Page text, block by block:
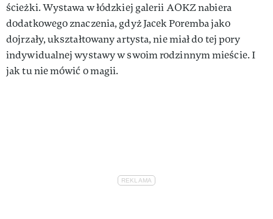
ścieżki. Wystawa w łódzkiej galerii AOKZ nabiera
dodatkowego znaczenia, gdyż Jacek Poremba jako
dojrzały, ukształtowany artysta, nie miał do tej pory
indywidualnej wystawy w swoim rodzinnym mieście. I
jak tu nie mówić o magii.